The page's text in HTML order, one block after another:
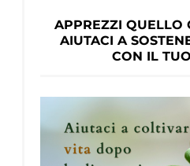
APPREZZI QUELLO
AIUTACI A
CON IL